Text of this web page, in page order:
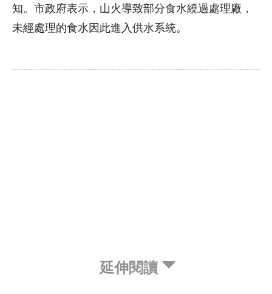
知。市政府表示，山火導致部分食水繞過處理廠，
未經處理的食水因此進入供水系統。
延伸閱讀